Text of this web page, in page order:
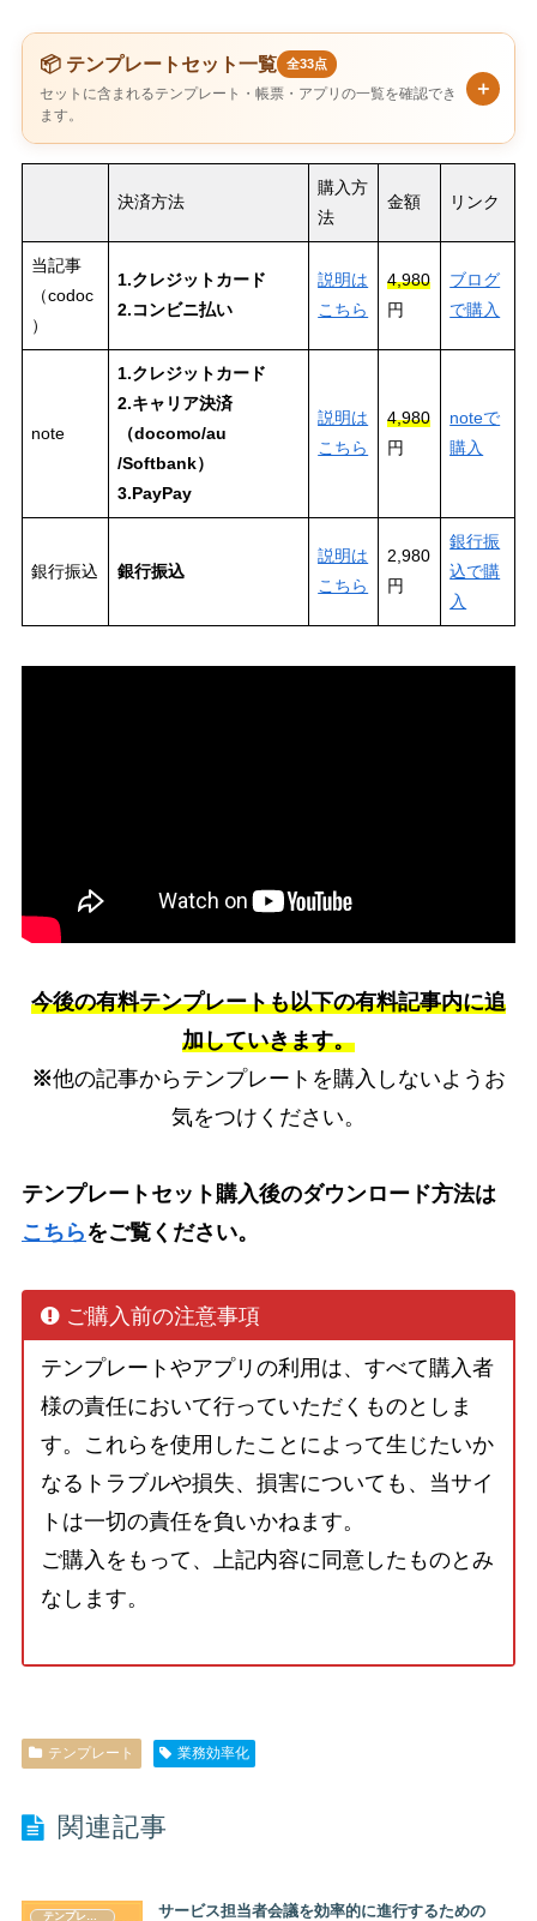
📦 テンプレートセット一覧 全33点
セットに含まれるテンプレート・帳票・アプリの一覧を確認でき
ます。
決済方法
購入方
法
金額 リンク
当記事
（codoc
）
1.クレジットカード
2.コンビニ払い
説明は
こちら
4,980
円
ブログ
で購入
note
1.クレジットカード
2.キャリア決済
（docomo/au
/Softbank）
3.PayPay
説明は
こちら
4,980
円
noteで
購入
銀行振込 銀行振込
説明は
こちら
2,980
円
銀行振
込で購
入
今後の有料テンプレートも以下の有料記事内に追
加していきます。
※他の記事からテンプレートを購入しないようお
気をつけください。
テンプレートセット購入後のダウンロード方法は
こちらをご覧ください。
ご購入前の注意事項
テンプレートやアプリの利用は、すべて購入者
様の責任において行っていただくものとしま
す。これらを使用したことによって生じたいか
なるトラブルや損失、損害についても、当サイ
トは一切の責任を負いかねます。
ご購入をもって、上記内容に同意したものとみ
なします。
テンプレート 業務効率化
関連記事
サービス担当者会議を効率的に進行するための